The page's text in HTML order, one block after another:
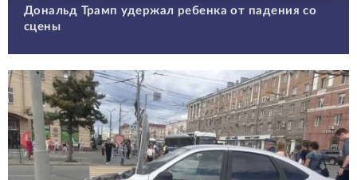
Дональд Трамп удержал ребенка от падения со
сцены